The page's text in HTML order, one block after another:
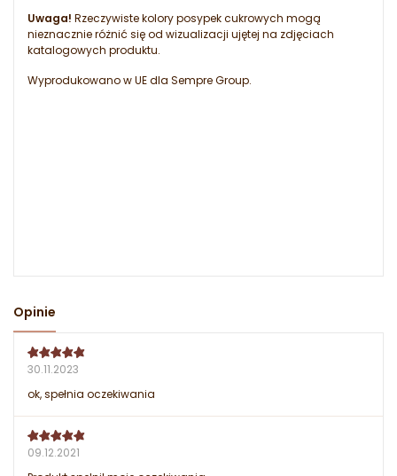
Uwaga! Rzeczywiste kolory posypek cukrowych mogą
nieznacznie różnić się od wizualizacji ujętej na zdjęciach
katalogowych produktu.
Wyprodukowano w UE dla Sempre Group.
Opinie
30.11.2023
ok, spełnia oczekiwania
09.12.2021